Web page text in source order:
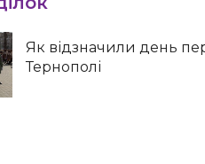
Як відзначили день
Тернополі